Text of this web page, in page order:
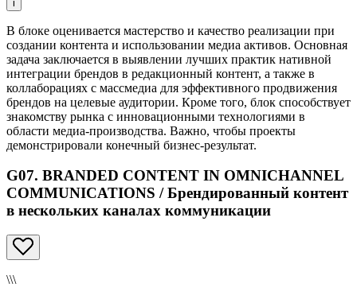
i
В блоке оценивается мастерство и качество реализации при
создании контента и использовании медиа активов. Основная
задача заключается в выявлении лучших практик нативной
интеграции брендов в редакционный контент, а также в
коллаборациях с массмедиа для эффективного продвижения
брендов на целевые аудитории. Кроме того, блок способствует
знакомству рынка с инновационными технологиями в
области медиа-производства. Важно, чтобы проекты
демонстрировали конечный бизнес-результат.
G07. BRANDED CONTENT IN OMNICHANNEL
COMMUNICATIONS / Брендированный контент
в нескольких каналах коммуникации
\\\